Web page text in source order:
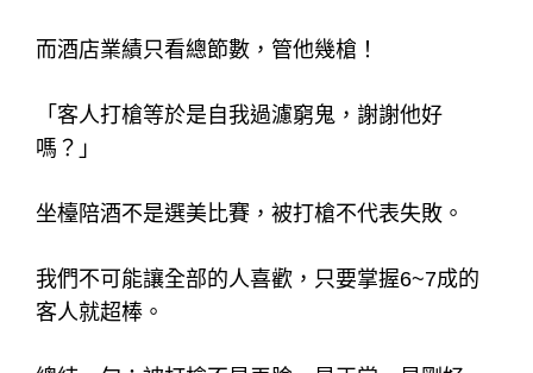
而酒店業績只看總節數，管他幾槍！
「客人打槍等於是自我過濾窮鬼，謝謝他好
嗎？」
坐檯陪酒不是選美比賽，被打槍不代表失敗。
我們不可能讓全部的人喜歡，只要掌握6~7成的
客人就超棒。